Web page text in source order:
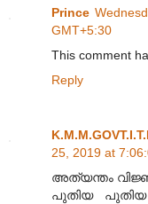
Prince
GMT+5:30
This comment
Reply
25, 2019 at
അത്യന്തം
പുതിയ പുതിയ